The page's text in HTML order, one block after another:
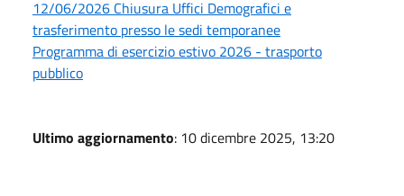
12/06/2026 Chiusura Uffici Demografici e
trasferimento presso le sedi temporanee
Programma di esercizio estivo 2026 - trasporto
pubblico
Ultimo aggiornamento: 10 dicembre 2025, 13:20